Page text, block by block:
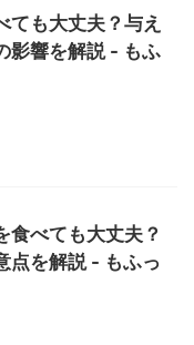
ても大丈夫？与え
影響を解説 - もふ
食べても大丈夫？
点を解説 - もふっ